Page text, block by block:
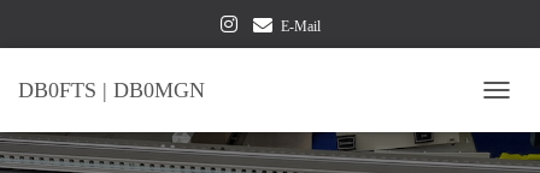
E-Mail
DB0FTS | DB0MGN